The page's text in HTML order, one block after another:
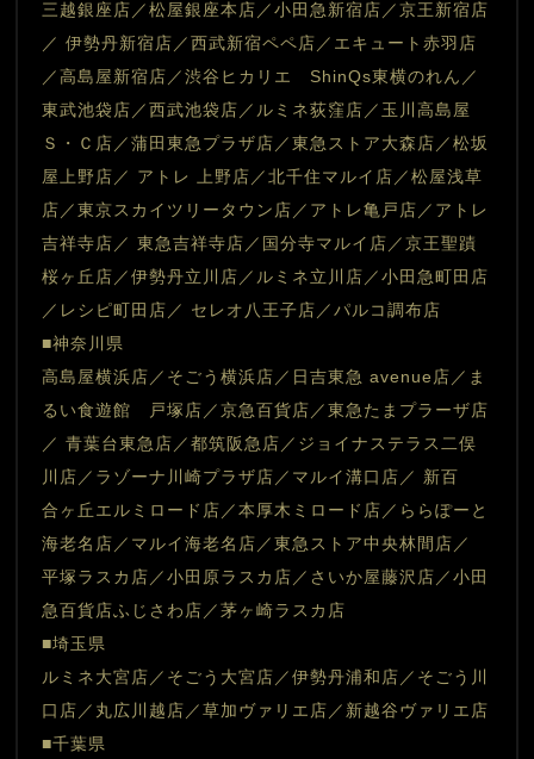
三越銀座店／松屋銀座本店／小田急新宿店／京王新宿店
／ 伊勢丹新宿店／西武新宿ペペ店／エキュート赤羽店
／高島屋新宿店／渋谷ヒカリエ　ShinQs東横のれん／
東武池袋店／西武池袋店／ルミネ荻窪店／玉川高島屋
Ｓ・Ｃ店／蒲田東急プラザ店／東急ストア大森店／松坂
屋上野店／ アトレ 上野店／北千住マルイ店／松屋浅草
店／東京スカイツリータウン店／アトレ亀戸店／アトレ
吉祥寺店／ 東急吉祥寺店／国分寺マルイ店／京王聖蹟
桜ヶ丘店／伊勢丹立川店／ルミネ立川店／小田急町田店
／レシピ町田店／ セレオ八王子店／パルコ調布店
■神奈川県
高島屋横浜店／そごう横浜店／日吉東急 avenue店／ま
るい食遊館　戸塚店／京急百貨店／東急たまプラーザ店
／ 青葉台東急店／都筑阪急店／ジョイナステラス二俣
川店／ラゾーナ川崎プラザ店／マルイ溝口店／ 新百
合ヶ丘エルミロード店／本厚木ミロード店／ららぽーと
海老名店／マルイ海老名店／東急ストア中央林間店／
平塚ラスカ店／小田原ラスカ店／さいか屋藤沢店／小田
急百貨店ふじさわ店／茅ヶ崎ラスカ店
■埼玉県
ルミネ大宮店／そごう大宮店／伊勢丹浦和店／そごう川
口店／丸広川越店／草加ヴァリエ店／新越谷ヴァリエ店
■千葉県